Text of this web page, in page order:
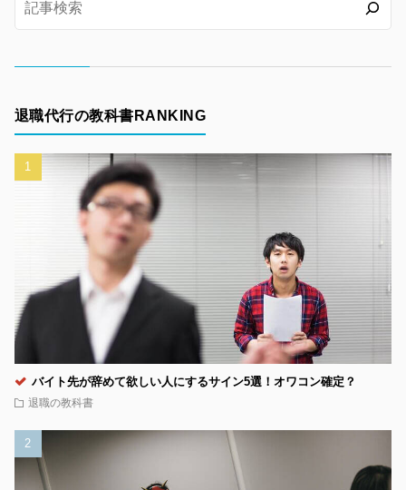
退職代行の教科書RANKING
バイト先が辞めて欲しい人にするサイン5選！オワコン確定？
退職の教科書